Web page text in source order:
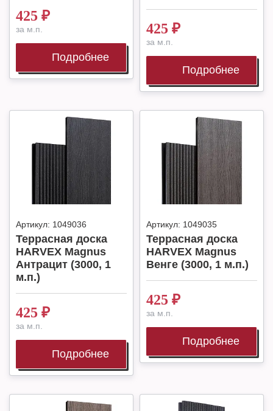
425 ₽
за м.п.
Подробнее
425 ₽
за м.п.
Подробнее
Артикул: 1049036
Террасная доска
HARVEX Magnus
Антрацит (3000, 1
м.п.)
425 ₽
за м.п.
Подробнее
Артикул: 1049035
Террасная доска
HARVEX Magnus
Венге (3000, 1 м.п.)
425 ₽
за м.п.
Подробнее